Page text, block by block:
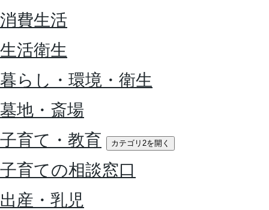
消費生活
生活衛生
暮らし・環境・衛生
墓地・斎場
子育て・教育
カテゴリ2を開く
子育ての相談窓口
出産・乳児